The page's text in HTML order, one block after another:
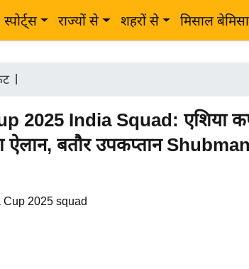
स्पोर्ट्स राज्यों से शहरों से मिसाल
|
2025 India Squad: एशिया
ऐलान, बतौर उपकप्तान